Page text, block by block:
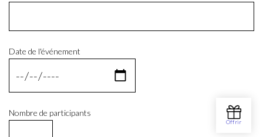
Date de l'événement
Nombre de participants